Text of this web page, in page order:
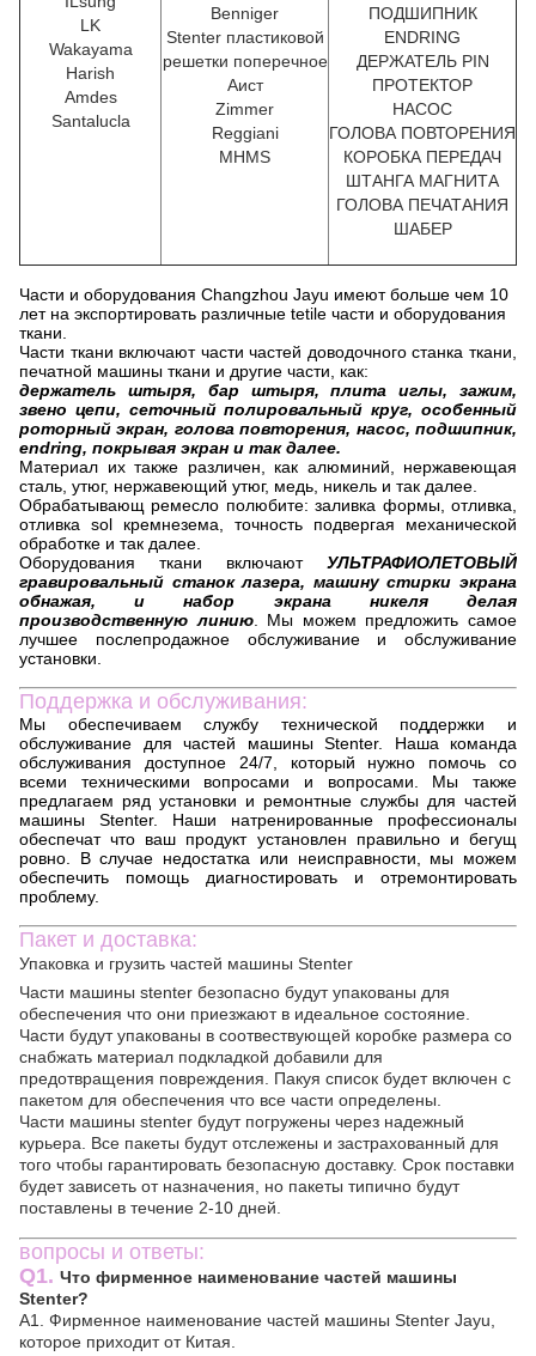
LK
Wakayama
Harish
Amdes
Santalucla
Benniger
Stenter пластиковой
решетки поперечное
Аист
Zimmer
Reggiani
MHMS
ПОДШИПНИК
ENDRING
ДЕРЖАТЕЛЬ PIN
ПРОТЕКТОР
НАСОС
ГОЛОВА ПОВТОРЕНИЯ
КОРОБКА ПЕРЕДАЧ
ШТАНГА МАГНИТА
ГОЛОВА ПЕЧАТАНИЯ
ШАБЕР
Части и оборудования Changzhou Jayu имеют больше чем 10
лет на экспортировать различные tetile части и оборудования
ткани.
Части ткани включают части частей доводочного станка ткани,
печатной машины ткани и другие части, как:
держатель штыря, бар штыря, плита иглы, зажим,
звено цепи, сеточный полировальный круг, особенный
роторный экран, голова повторения, насос, подшипник,
endring, покрывая экран и так далее.
Материал их также различен, как алюминий, нержавеющая
сталь, утюг, нержавеющий утюг, медь, никель и так далее.
Обрабатывающ ремесло полюбите: заливка формы, отливка,
отливка sol кремнезема, точность подвергая механической
обработке и так далее.
Оборудования ткани включают УЛЬТРАФИОЛЕТОВЫЙ
гравировальный станок лазера, машину стирки экрана
обнажая, и набор экрана никеля делая
производственную линию. Мы можем предложить самое
лучшее послепродажное обслуживание и обслуживание
установки.
Поддержка и обслуживания:
Мы обеспечиваем службу технической поддержки и
обслуживание для частей машины Stenter. Наша команда
обслуживания доступное 24/7, который нужно помочь со
всеми техническими вопросами и вопросами. Мы также
предлагаем ряд установки и ремонтные службы для частей
машины Stenter. Наши натренированные профессионалы
обеспечат что ваш продукт установлен правильно и бегущ
ровно. В случае недостатка или неисправности, мы можем
обеспечить помощь диагностировать и отремонтировать
проблему.
Пакет и доставка:
Упаковка и грузить частей машины Stenter
Части машины stenter безопасно будут упакованы для
обеспечения что они приезжают в идеальное состояние.
Части будут упакованы в соотвествующей коробке размера со
снабжать материал подкладкой добавили для
предотвращения повреждения. Пакуя список будет включен с
пакетом для обеспечения что все части определены.
Части машины stenter будут погружены через надежный
курьера. Все пакеты будут отслежены и застрахованный для
того чтобы гарантировать безопасную доставку. Срок поставки
будет зависеть от назначения, но пакеты типично будут
поставлены в течение 2-10 дней.
вопросы и ответы:
Q1. Что фирменное наименование частей машины
Stenter?
A1. Фирменное наименование частей машины Stenter Jayu,
которое приходит от Китая.